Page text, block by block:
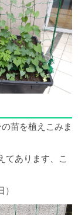
苗を植えこみま
てあります、こ